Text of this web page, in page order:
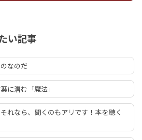
い記事
なのだ
に潜む「魔法」
れなら、聞くのもアリです！本を聴く